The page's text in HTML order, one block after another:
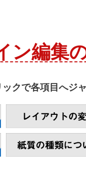
ン編集
ックで各項目へジ